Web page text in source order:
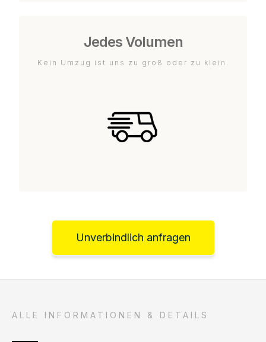
Jedes Volumen
Kein Umzug ist uns zu groß oder zu klein.
Unverbindlich anfragen
ALLE INFORMATIONEN & DETAILS